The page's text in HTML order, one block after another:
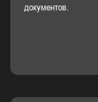
документов.